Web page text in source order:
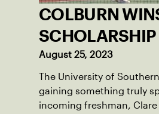
COLBURN
SCHOLARSHIP
August 25, 2023
The University of
gaining something truly
incoming freshman,